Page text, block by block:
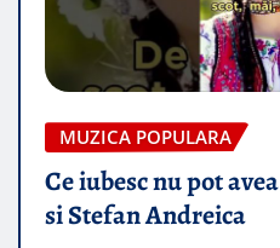
MUZICA POPULARA
Ce iubesc nu pot avea
si Stefan Andreica